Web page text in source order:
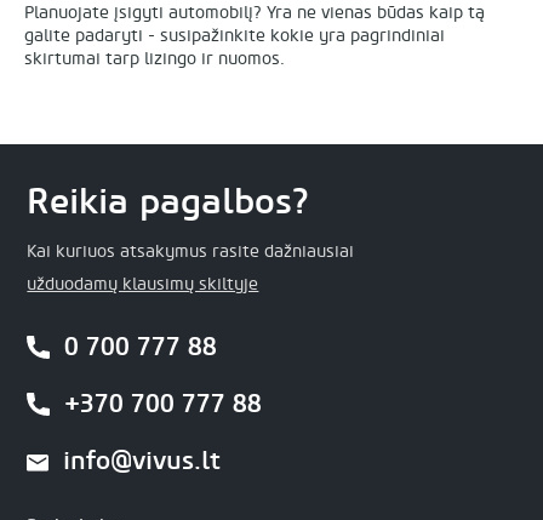
Planuojate įsigyti automobilį? Yra ne vienas būdas kaip tą
galite padaryti - susipažinkite kokie yra pagrindiniai
skirtumai tarp lizingo ir nuomos.
Reikia pagalbos?
Kai kuriuos atsakymus rasite dažniausiai
užduodamų klausimų skiltyje
0 700 777 88
+370 700 777 88
info@vivus.lt